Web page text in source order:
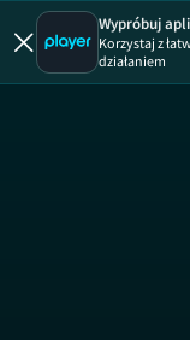
Wypróbuj
Korzystaj z
działaniem